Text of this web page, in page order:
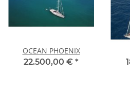
OCEAN PHOENIX
22.500,00 € *